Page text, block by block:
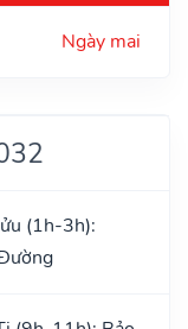
Ngày mai
(1h-3h):